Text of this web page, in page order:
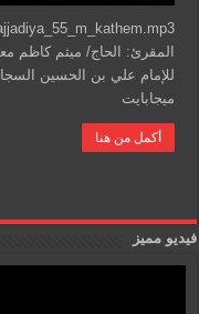
المقرئ: الحاج/ ميثم كاظم
ميجابايت
أكمل من هنا
فيديو مميز